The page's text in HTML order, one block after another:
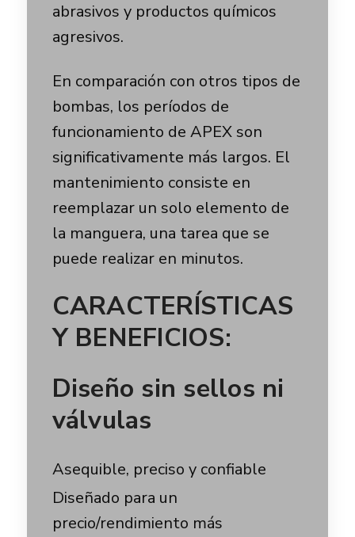
abrasivos y productos químicos
agresivos.
En comparación con otros tipos de
bombas, los períodos de
funcionamiento de APEX son
significativamente más largos. El
mantenimiento consiste en
reemplazar un solo elemento de
la manguera, una tarea que se
puede realizar en minutos.
CARACTERÍSTICAS
Y BENEFICIOS:
Diseño sin sellos ni
válvulas
Asequible, preciso y confiable
Diseñado para un
precio/rendimiento más